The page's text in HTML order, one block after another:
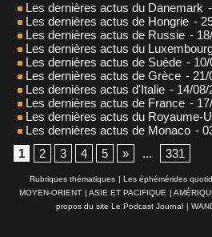
Les dernières actus du Danemark
Les dernières actus de Hongrie -
Les dernières actus de Russie -
Les dernières actus du
Les dernières actus de Suède - 10/
Les dernières actus de Grèce - 21/
Les dernières actus d'Italie - 14/08/
Les dernières actus de France -
Les dernières actus du Royaume-
Les dernières actus de Monaco -
1
2 3 4 5 » ... 331
Rubriques thématiques | Les éphémérides
MOYEN-ORIENT | ASIE ET PACIFIQUE |
propos du site Le Podcast Journal |